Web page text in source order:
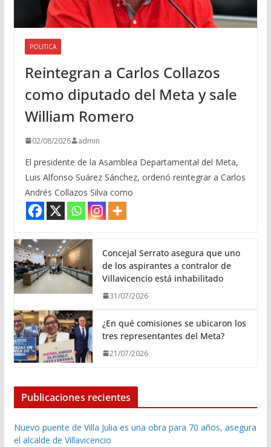
POLITICA
Reintegran a Carlos Collazos
como diputado del Meta y sale
William Romero
02/08/2026 admin
El presidente de la Asamblea Departamental del Meta,
Luis Alfonso Suárez Sánchez, ordenó reintegrar a Carlos
Andrés Collazos Silva como
Concejal Serrato asegura que uno
de los aspirantes a contralor de
Villavicencio está inhabilitado
31/07/2026
¿En qué comisiones se ubicaron los
tres representantes del Meta?
21/07/2026
Publicaciones recientes
Nuevo puente de Villa Julia es una obra para 70 años, asegura
el alcalde de Villavicencio